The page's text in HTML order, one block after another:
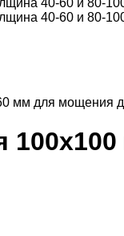
мм для мощения